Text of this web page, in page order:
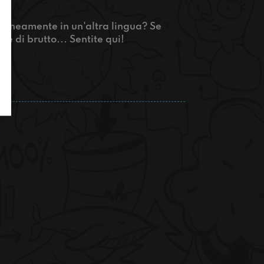
in un'altra lingua? Se
di brutto... Sentite qui!